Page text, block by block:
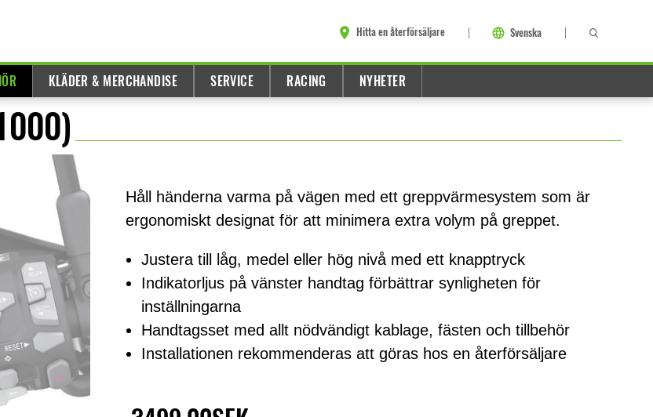
Hitta en återförsäljare Svenska
KLÄDER & MERCHANDISE SERVICE RACING NYHETER
Håll händerna varma på vägen med ett greppvärmesystem som är
ergonomiskt designat för att minimera extra volym på greppet.
Justera till låg, medel eller hög nivå med ett knapptryck
Indikatorljus på vänster handtag förbättrar synligheten för
inställningarna
Handtagsset med allt nödvändigt kablage, fästen och tillbehör
Installationen rekommenderas att göras hos en återförsäljare